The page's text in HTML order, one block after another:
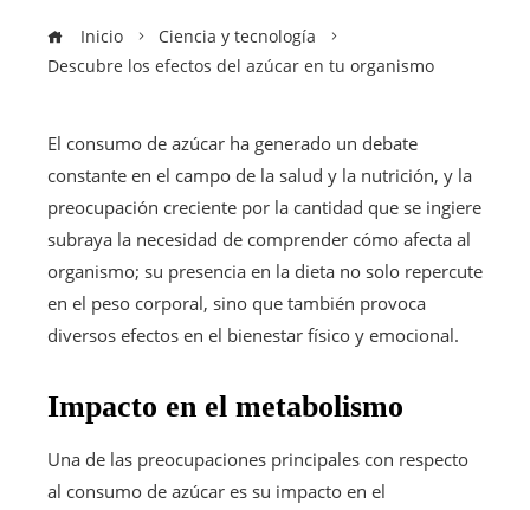
Inicio
Ciencia y tecnología
Descubre los efectos del azúcar en tu organismo
El consumo de azúcar ha generado un debate
constante en el campo de la salud y la nutrición, y la
preocupación creciente por la cantidad que se ingiere
subraya la necesidad de comprender cómo afecta al
organismo; su presencia en la dieta no solo repercute
en el peso corporal, sino que también provoca
diversos efectos en el bienestar físico y emocional.
Impacto en el metabolismo
Una de las preocupaciones principales con respecto
al consumo de azúcar es su impacto en el